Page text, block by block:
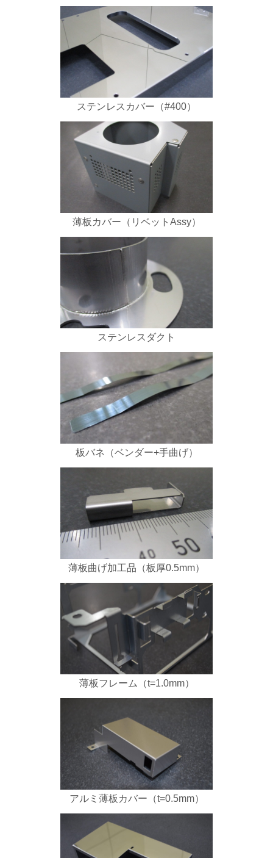
ステンレスカバー（#400）
薄板カバー（リベットAssy）
ステンレスダクト
板バネ（ベンダー+手曲げ）
薄板曲げ加工品（板厚0.5mm）
薄板フレーム（t=1.0mm）
アルミ薄板カバー（t=0.5mm）